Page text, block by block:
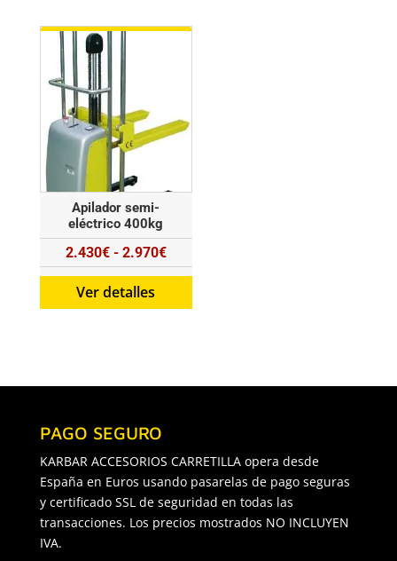
Apilador semi-
eléctrico 400kg
2.430€ - 2.970€Rango
de
precios:
hasta
Ver detalles
PAGO SEGURO
KARBAR ACCESORIOS CARRETILLA opera desde
España en Euros usando pasarelas de pago seguras
y certificado SSL de seguridad en todas las
transacciones. Los precios mostrados NO INCLUYEN
IVA.